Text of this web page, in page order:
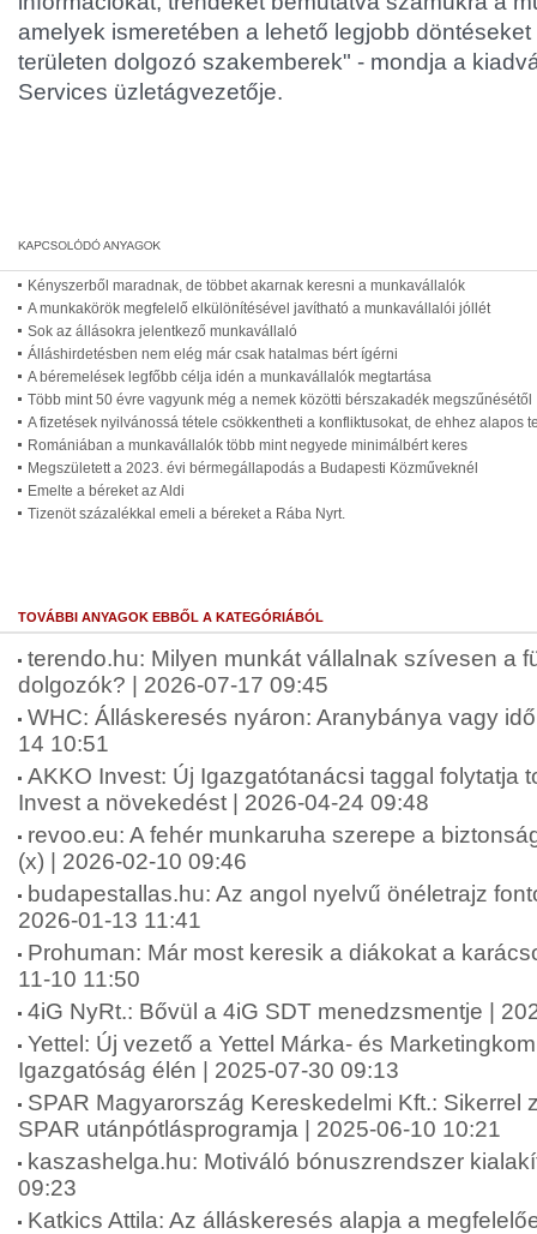
amelyek ismeretében a lehető legjobb
területen dolgozó szakemberek" - mondja a
Services üzletágvezetője.
Kényszerből maradnak, de többet akarnak keresni a munkavállalók
A munkakörök megfelelő elkülönítésével javítható a munkavállalói jóllét
Sok az állásokra jelentkező munkavállaló
Álláshirdetésben nem elég már csak hatalmas bért ígérni
A béremelések legfőbb célja idén a munkavállalók megtartása
Több mint 50 évre vagyunk még a nemek közötti bérszakadék megszűnésétől
A fizetések nyilvánossá tétele csökkentheti a konfliktusokat, de ehhez alapos
Romániában a munkavállalók több mint negyede minimálbért keres
Megszületett a 2023. évi bérmegállapodás a Budapesti Közműveknél
Emelte a béreket az Aldi
Tizenöt százalékkal emeli a béreket a Rába Nyrt.
TOVÁBBI ANYAGOK EBBŐL A KATEGÓRIÁBÓL
terendo.hu: Milyen munkát vállalnak szívesen a
dolgozók? | 2026-07-17 09:45
WHC: Álláskeresés nyáron: Aranybánya vagy
14 10:51
AKKO Invest: Új Igazgatótanácsi taggal folytatja
Invest a növekedést | 2026-04-24 09:48
revoo.eu: A fehér munkaruha szerepe a
(x) | 2026-02-10 09:46
budapestallas.hu: Az angol nyelvű önéletrajz
2026-01-13 11:41
Prohuman: Már most keresik a diákokat a
11-10 11:50
4iG NyRt.: Bővül a 4iG SDT menedzsmentje |
Yettel: Új vezető a Yettel Márka- és
Igazgatóság élén | 2025-07-30 09:13
SPAR Magyarország Kereskedelmi Kft.: Sikerrel
SPAR utánpótlásprogramja | 2025-06-10 10:21
kaszashelga.hu: Motiváló bónuszrendszer
09:23
Katkics Attila: Az álláskeresés alapja a